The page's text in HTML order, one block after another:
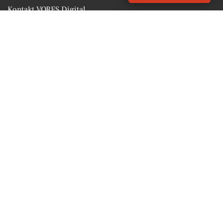
Kontakt VORES Digital